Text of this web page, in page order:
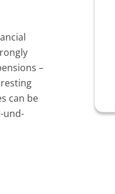
–
can be
und-